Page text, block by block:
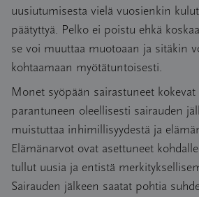
uusiutumisesta vielä vuosienkin
päätyttyä. Pelko ei poistu ehkä
se voi muuttaa muotoaan ja sitäkin
kohtaamaan myötätuntoisesti.
Monet syöpään sairastuneet
parantuneen oleellisesti sairauden
muistuttaa inhimillisyydestä ja
Elämänarvot ovat asettuneet
tullut uusia ja entistä
Sairauden jälkeen saatat pohtia